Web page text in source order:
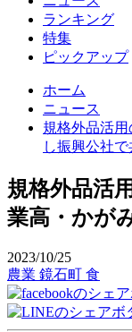
ランキング
特集
ピックアップ
ホーム
ニュース
規格外品活
し振興公社
規格外品活
業高・かが
2023/10/25
農業 鏡石町 食